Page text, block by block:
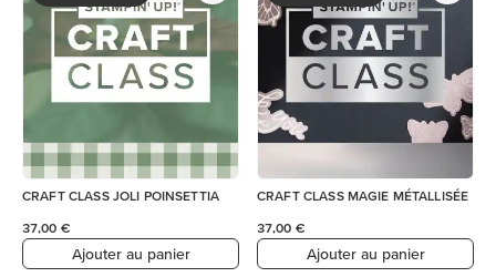
CRAFT CLASS JOLI POINSETTIA
37,00 €
Ajouter au panier
CRAFT CLASS MAGIE MÉTALLISÉE
37,00 €
Ajouter au panier